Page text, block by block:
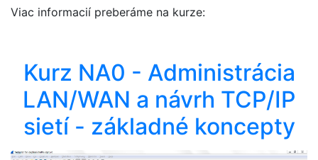
Viac informacií preberáme na kurze:
Kurz NA0 - Administrácia
LAN/WAN a návrh TCP/IP
sietí - základné koncepty